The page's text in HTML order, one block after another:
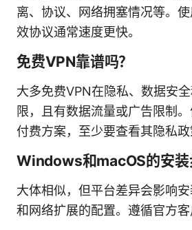
离、协议、网络拥塞情况等。
效协议通常速度更快。
免费VPN靠谱吗？
大多免费VPN在隐私、数据安
限，且有数据流量或广告限制
付费方案，至少要查看其隐私政
Windows和macOS的安装
大体相似，但平台差异会影响
和网络扩展的配置。遵循官方客